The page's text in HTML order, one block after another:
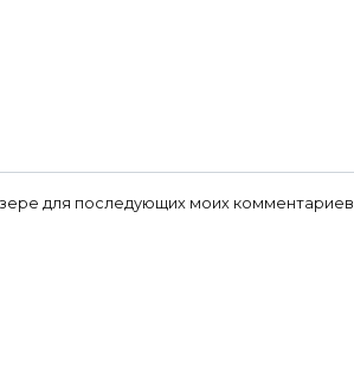
для последующих моих комментариев.